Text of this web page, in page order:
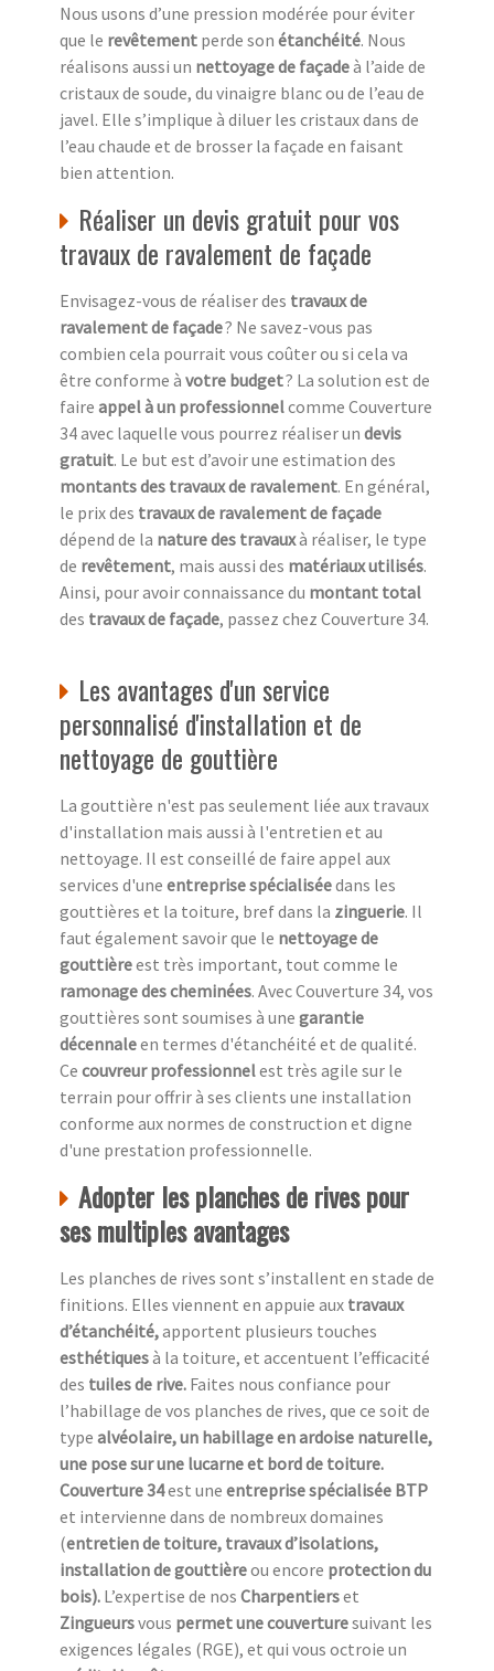
Nous usons d’une pression modérée pour éviter
que le revêtement perde son étanchéité. Nous
réalisons aussi un nettoyage de façadeà l’aide de
cristaux de soude, du vinaigre blanc ou de l’eau de
javel. Elle s’implique à diluer les cristaux dans de
l’eau chaude et de brosser la façade en faisant
bien attention.
Réaliser un devis gratuit pour vos
travaux de ravalement de façade
Envisagez-vous de réaliser des travaux de
ravalement de façade? Ne savez-vous pas
combien cela pourrait vous coûter ou si cela va
être conforme à votre budget? La solution est de
faire appel à un professionnelcomme Couverture
34 avec laquelle vous pourrez réaliser un devis
gratuit. Le but est d’avoir une estimation des
montants des travaux de ravalement. En général,
le prix des travaux de ravalement de façade
dépend de la nature des travauxà réaliser, le type
de revêtement, mais aussi des matériaux utilisés.
Ainsi, pour avoir connaissance du montant total
des travaux de façade, passez chez Couverture 34.
Les avantages d'un service
personnalisé d'installation et de
nettoyage de gouttière
La gouttière n'est pas seulement liée aux travaux
d'installation mais aussi à l'entretien et au
nettoyage. Il est conseillé de faire appel aux
services d'une entreprise spécialiséedans les
gouttières et la toiture, bref dans la zinguerie. Il
faut également savoir que le nettoyage de
gouttièreest très important, tout comme le
ramonage des cheminées. Avec Couverture 34, vos
gouttières sont soumises à une garantie
décennaleen termes d'étanchéité et de qualité.
Ce couvreur professionnelest très agile sur le
terrain pour offrir à ses clients une installation
conforme aux normes de construction et digne
d'une prestation professionnelle.
Adopter les planches de rives pour
ses multiples avantages
Les planches de rives sont s’installent en stade de
finitions. Elles viennent en appuie aux travaux
d’étanchéité,apportent plusieurs touches
esthétiquesà la toiture, et accentuent l’efficacité
des tuiles de rive. Faites nous confiance pour
l’habillage de vos planches de rives, que ce soit de
type alvéolaire, un habillage en ardoise naturelle,
une pose sur une lucarne et bord de toiture.
Couverture 34est une entreprise spécialisée BTP
et intervienne dans de nombreux domaines
(entretien de toiture, travaux d’isolations,
installation de gouttièreou encore protection du
bois). L’expertise de nos Charpentierset
Zingueursvous permet une couverturesuivant les
exigences légales (RGE), et qui vous octroie un